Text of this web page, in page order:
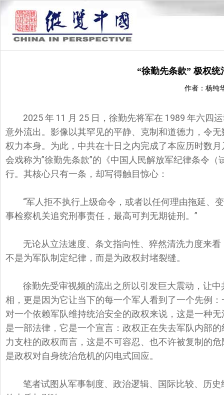
“徐勤先条款” 极权统
作者：杨纯
2025 年 11 月 25 日，徐勤先将军在 1989 年六四
意外流出。影像以其罕见的平静、克制和道德力，令
权力本身。为此，中共在十日之内完成了本应历时数
会戏称为”徐勤先条款”的《中国人民解放军纪律条令
行。其核心只有一条，却写得触目惊心：
“军人拒不执行上级命令，或者以任何理由拖延、
事检察机关追究刑事责任，最高可判无期徒刑。”
无论从立法速度、条文指向性、猝然清洗力度来
不是为军队制定纪律，而是为政权封堵裂缝。
徐勤先受审视频的流出之所以引发巨大震动，让
相，更是因为它让当下的每一个军人看到了一个先例
对一个依赖军队维持统治安全的政权来说，这是一种
是一部法律，它是一个宣言：政权正在失去军队内部
力支柱的政权而言，这是不可容忍、也不许被复制的
是政权对自身统治危机的闪电式回应。
笔者试图从军事制度、政治逻辑、国际比较、历